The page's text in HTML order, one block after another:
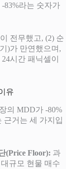
83%라는 숫자가
전무했고, (2) 순
)가 만연했으며,
시간 패닉셀이
유
의 MDD가 -80%
근거는 세 가지입
(Price Floor): 과
규모 현물 매수